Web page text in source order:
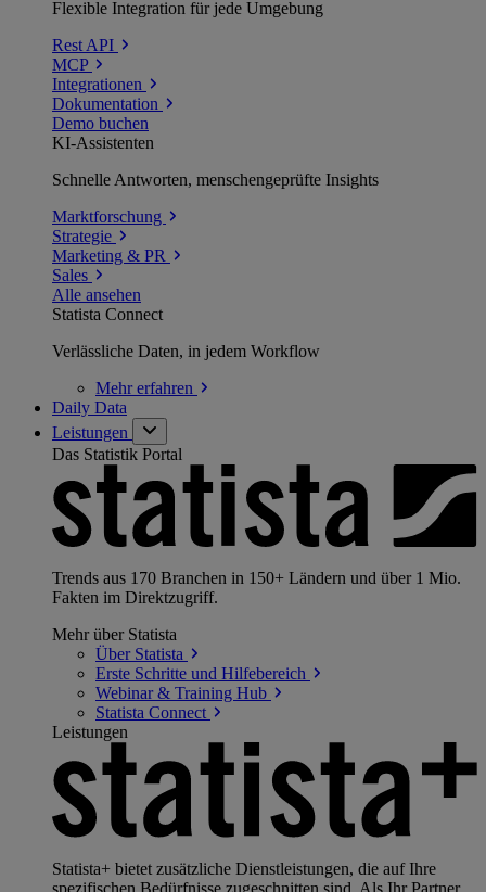
Flexible Integration für jede Umgebung
Rest API
MCP
Integrationen
Dokumentation
Demo buchen
KI-Assistenten
Schnelle Antworten, menschengeprüfte Insights
Marktforschung
Strategie
Marketing & PR
Sales
Alle ansehen
Statista Connect
Verlässliche Daten, in jedem Workflow
Mehrerfahren
Daily Data
Leistungen
Das Statistik Portal
Trends aus 170 Branchen in 150+ Ländern und über 1 Mio.
Fakten im Direktzugriff.
Mehr über Statista
Über Statista
Erste Schritte und Hilfebereich
Webinar & Training Hub
Statista Connect
Leistungen
Statista+ bietet zusätzliche Dienstleistungen, die auf Ihre
spezifischen Bedürfnisse zugeschnitten sind. Als Ihr Partner